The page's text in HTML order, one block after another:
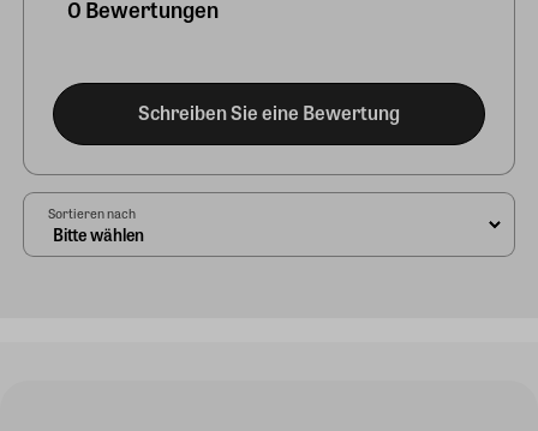
0 Bewertungen
Schreiben Sie eine Bewertung
Sortieren nach